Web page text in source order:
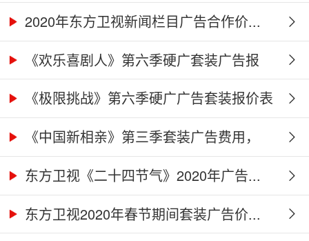
卫...2020年东方卫视新闻栏目广告合作价...
《欢乐喜剧人》第六季硬广套装广告报
价...《极限挑战》第六季硬广广告套装报价表
《中国新相亲》第三季套装广告费用，
东...东方卫视《二十四节气》2020年广告...
东方卫视2020年春节期间套装广告价...